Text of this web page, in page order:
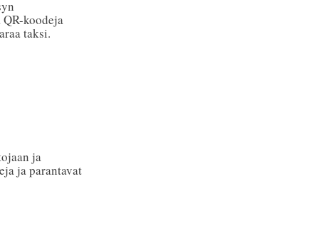
koodeja
taksi.
ja
ja parantavat